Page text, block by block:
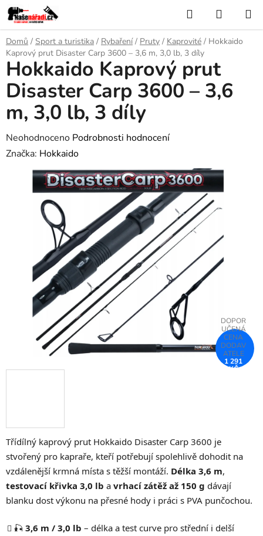
Přejít
na
obsah
Hledat
KOŠÍK
Domů / Sport a turistika / Rybaření / Pruty / Kaprovité / Hokkaido
Kaprový prut Disaster Carp 3600 – 3,6 m, 3,0 lb, 3 díly
Třídílný kaprový prut Hokkaido Disaster Carp 3600 je
stvořený pro kapraře, kteří potřebují spolehlivě dohodit na
vzdálenější krmná místa s těžší montáží. Délka 3,6 m,
testovací křivka 3,0 lb a vrhací zátěž až 150 g dávají
blanku dost výkonu na přesné hody i práci s PVA punčochou.
🎣 3,6 m / 3,0 lb – délka a test curve pro střední i delší
Hokkaido Kaprový prut
Disaster Carp 3600 – 3,6
m, 3,0 lb, 3 díly
Průměrné
hodnocení
produktu
Neohodnoceno Podrobnosti hodnocení
Značka: Hokkaido
1 291
KČ